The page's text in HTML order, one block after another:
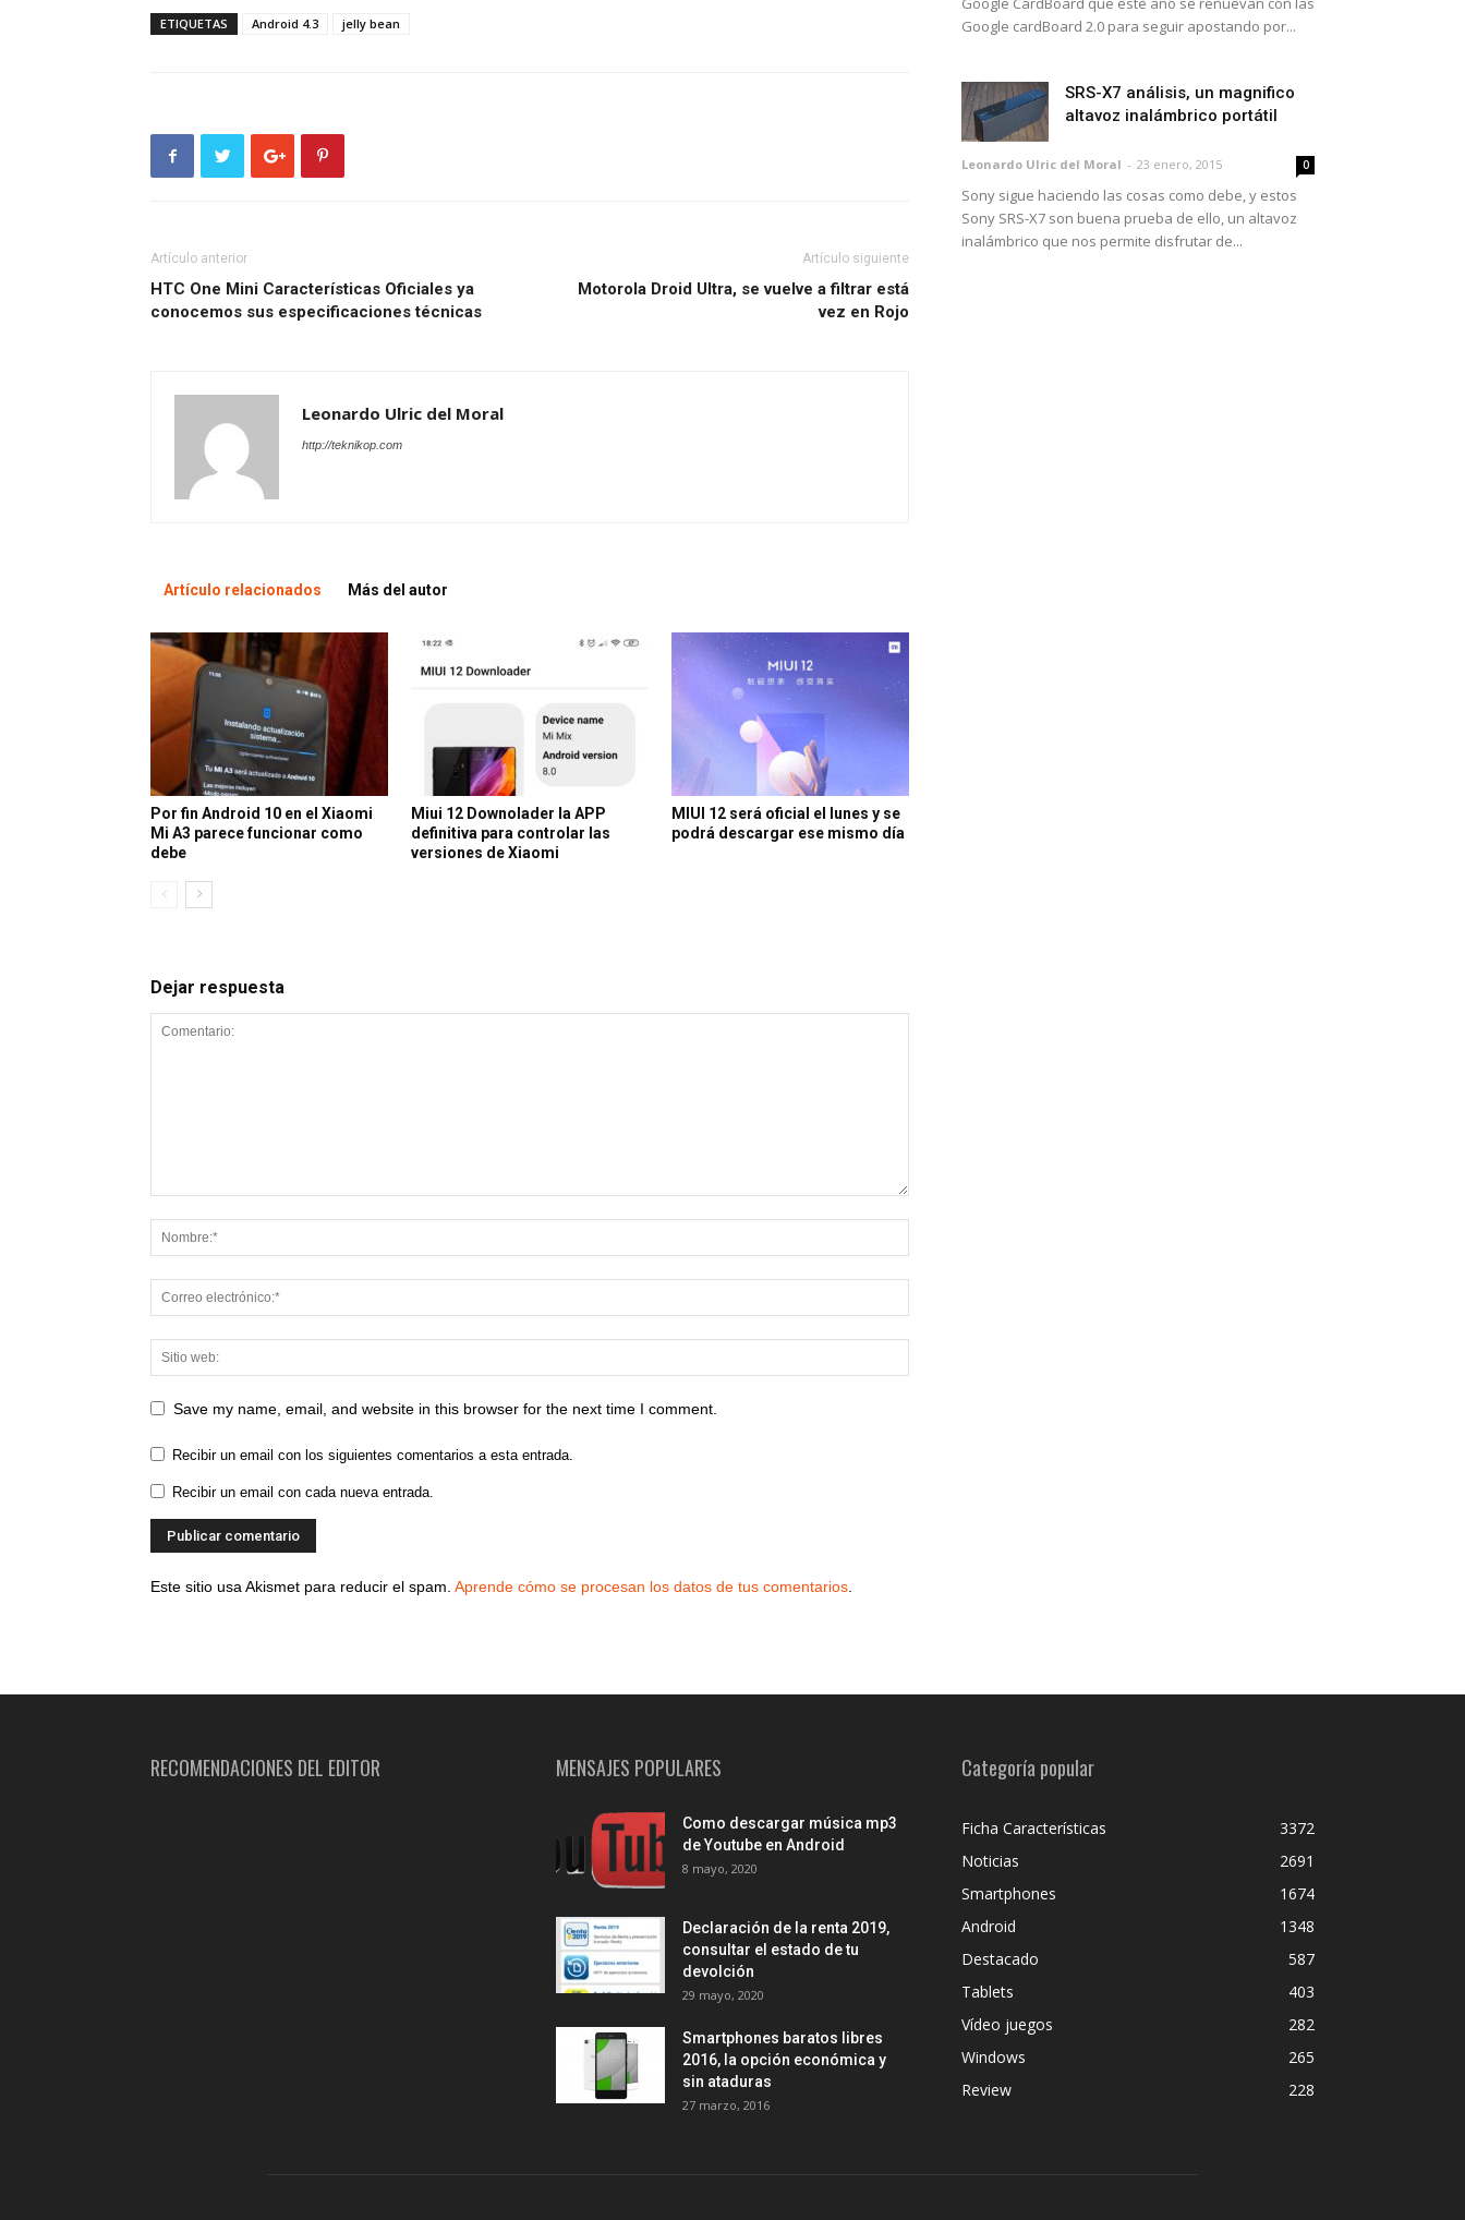
ETIQUETAS Android 4.3 jelly bean
Artículo anterior
HTC One Mini Características Oficiales ya
conocemos sus especificaciones técnicas
Artículo siguiente
Motorola Droid Ultra, se vuelve a filtrar está
vez en Rojo
Leonardo Ulric del Moral
http://teknikop.com
Artículo relacionados Más del autor
Por fin Android 10 en el Xiaomi
Mi A3 parece funcionar como
debe
Miui 12 Downolader la APP
definitiva para controlar las
versiones de Xiaomi
MIUI 12 será oficial el lunes y se
podrá descargar ese mismo día
Dejar respuesta
Save my name, email, and website in this browser for the next time I comment.
Recibir un email con los siguientes comentarios a esta entrada.
Recibir un email con cada nueva entrada.
Este sitio usa Akismet para reducir el spam. Aprende cómo se procesan los datos de tus comentarios
Google cardBoard 2.0 para seguir apostando por...
SRS-X7 análisis, un magnifico
altavoz inalámbrico portátil
Leonardo Ulric del Moral - 23 enero, 2015 0
Sony sigue haciendo las cosas como debe, y estos
Sony SRS-X7 son buena prueba de ello, un altavoz
inalámbrico que nos permite disfrutar de...
RECOMENDACIONES DEL EDITOR MENSAJES POPULARES
Como descargar música mp3
de Youtube en Android
8 mayo, 2020
Declaración de la renta 2019,
consultar el estado de tu
devolción
29 mayo, 2020
Smartphones baratos libres
2016, la opción económica y
sin ataduras
27 marzo, 2016
Categoría popular
Ficha Características
3372
Noticias
2691
Smartphones
1674
Android
1348
Destacado
587
Tablets
403
Vídeo juegos
282
Windows
265
Review
228